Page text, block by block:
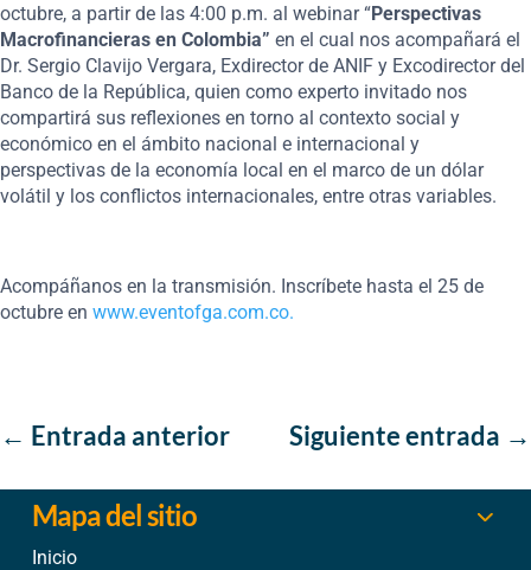
octubre, a partir de las 4:00 p.m. al webinar “Perspectivas
Macrofinancieras en Colombia” en el cual nos acompañará el
Dr. Sergio Clavijo Vergara, Exdirector de ANIF y Excodirector del
Banco de la República, quien como experto invitado nos
compartirá sus reflexiones en torno al contexto social y
económico en el ámbito nacional e internacional y
perspectivas de la economía local en el marco de un dólar
volátil y los conflictos internacionales, entre otras variables.
Acompáñanos en la transmisión. Inscríbete hasta el 25 de
octubre en www.eventofga.com.co.
← Entrada anterior Siguiente entrada →
Mapa del sitio
Inicio